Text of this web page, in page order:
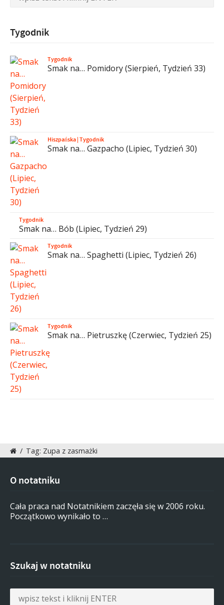
Tygodnik
Tygodnik
Smak na… Pomidory (Sierpień, Tydzień 33)
Hiszpańska|Tygodnik
Smak na… Gazpacho (Lipiec, Tydzień 30)
Tygodnik
Smak na… Bób (Lipiec, Tydzień 29)
Tygodnik
Smak na… Spaghetti (Lipiec, Tydzień 26)
Tygodnik
Smak na… Pietruszkę (Czerwiec, Tydzień 25)
/ Tag: Zupa z zasmażki
O notatniku
Cała praca nad Notatnikiem zaczęła się w 2006 roku.
Początkowo wynikało to …
Szukaj w notatniku